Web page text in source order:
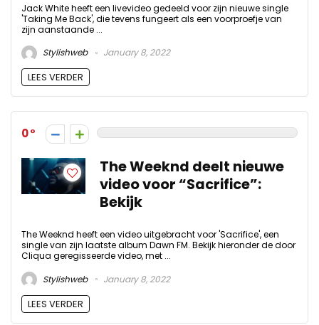
Jack White heeft een livevideo gedeeld voor zijn nieuwe single
'Taking Me Back', die tevens fungeert als een voorproefje van
zijn aanstaande ...
Stylishweb
January 8, 2022
LEES VERDER
0
The Weeknd deelt nieuwe
video voor “Sacrifice”:
Bekijk
The Weeknd heeft een video uitgebracht voor 'Sacrifice', een
single van zijn laatste album Dawn FM. Bekijk hieronder de door
Cliqua geregisseerde video, met ...
Stylishweb
January 8, 2022
LEES VERDER